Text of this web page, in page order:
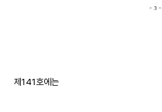
제141호에는